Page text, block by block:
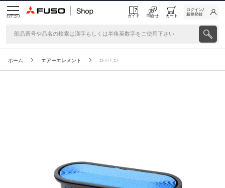
カテゴリ ガイド 問合せ カート
ログイン/
新規登録
ホーム エアーエレメント ｴﾚﾒﾝﾄ,ｴｱ